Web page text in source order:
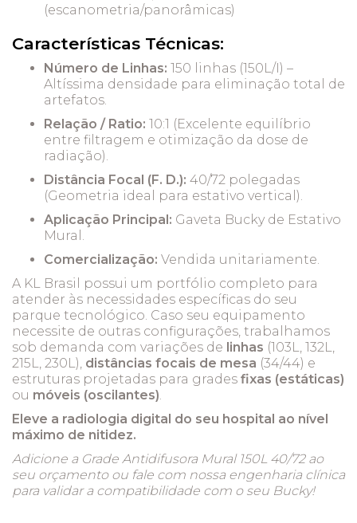
(escanometria/panorâmicas)
Características Técnicas:
Número de Linhas: 150 linhas (150L/I) –
Altíssima densidade para eliminação total de
artefatos.
Relação / Ratio: 10:1 (Excelente equilíbrio
entre filtragem e otimização da dose de
radiação).
Distância Focal (F. D.): 40/72 polegadas
(Geometria ideal para estativo vertical).
Aplicação Principal: Gaveta Bucky de Estativo
Mural.
Comercialização: Vendida unitariamente.
A KL Brasil possui um portfólio completo para
atender às necessidades específicas do seu
parque tecnológico. Caso seu equipamento
necessite de outras configurações, trabalhamos
sob demanda com variações de linhas (103L, 132L,
215L, 230L), distâncias focais de mesa (34/44) e
estruturas projetadas para grades fixas (estáticas)
ou móveis (oscilantes).
Eleve a radiologia digital do seu hospital ao nível
máximo de nitidez.
Adicione a Grade Antidifusora Mural 150L 40/72 ao
seu orçamento ou fale com nossa engenharia clínica
para validar a compatibilidade com o seu Bucky!